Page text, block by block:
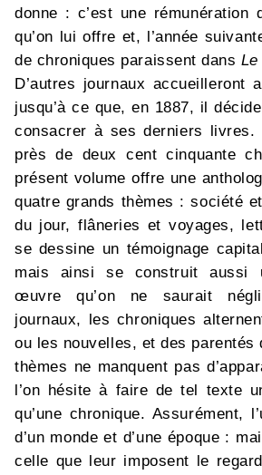
donne : c’est une rémunération
qu’on lui offre et, l’année
de chroniques paraissent dans Le
D’autres journaux accueilleront
jusqu’à ce que, en 1887, il
consacrer à ses derniers
près de deux cent cinquante
présent volume offre une
quatre grands thèmes : société
du jour, flâneries et voyages,
se dessine un témoignage
mais ainsi se construit aussi
œuvre qu’on ne saurait
journaux, les chroniques
ou les nouvelles, et des parentés
thèmes ne manquent pas
l’on hésite à faire de tel texte
qu’une chronique. Assurément,
d’un monde et d’une époque :
celle que leur imposent le